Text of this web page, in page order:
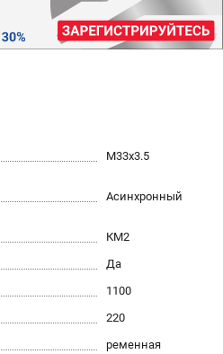
ПЕТЕРБУРГ)
сайте не является публичной
Фермы, 29АЛ
M33х3.5
Асинхронный
КМ2
Да
1100
220
ременная